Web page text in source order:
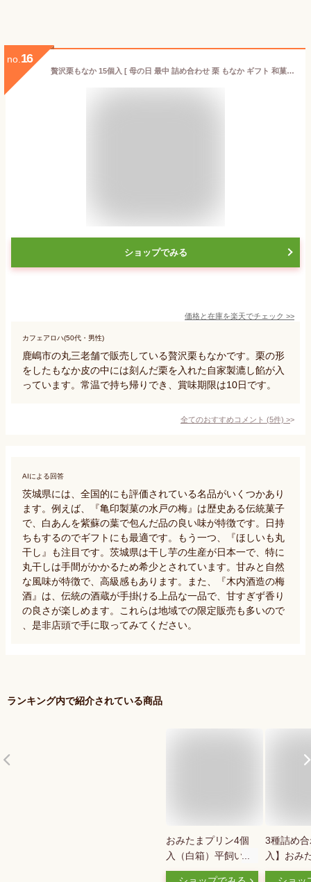
no. 16
贅沢栗もなか 15個入 [ 母の日 最中 詰め合わせ 栗 もなか ギフト 和菓子 高級 老舗 御祝 内祝い お返し ギフト 手土産 送料無料 丸三老舗 ]
ショップでみる
価格と在庫を楽天でチェック >>
カフェアロハ(50代・男性)
鹿嶋市の丸三老舗で販売している贅沢栗もなかです。栗の形
をしたもなか皮の中には刻んだ栗を入れた自家製漉し餡が入
っています。常温で持ち帰りでき、賞味期限は10日です。
全てのおすすめコメント (5件) >
AIによる回答
茨城県には、全国的にも評価されている名品がいくつかあり
ます。例えば、『亀印製菓の水戸の梅』は歴史ある伝統菓子
で、白あんを紫蘇の葉で包んだ品の良い味が特徴です。日持
ちもするのでギフトにも最適です。もう一つ、『ほしいも丸
干し』も注目です。茨城県は干し芋の生産が日本一で、特に
丸干しは手間がかかるため希少とされています。甘みと自然
な風味が特徴で、高級感もあります。また、『木内酒造の梅
酒』は、伝統の酒蔵が手掛ける上品な一品で、甘すぎず香り
の良さが楽しめます。これらは地域での限定販売も多いので
、是非店頭で手に取ってみてください。
ランキング内で紹介されている商品
おみたまプリン4個
入（白箱）平飼い卵
を使用した2層のし
3種詰め
入】おみ
贈答用黒